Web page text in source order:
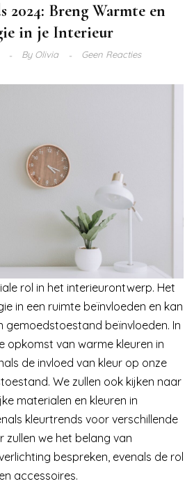
2024: Breng Warmte en
in je Interieur
ByOlivia Geen Reacties
rol in het interieurontwerp. Het
in een ruimte beïnvloeden en kan
gemoedstoestand beïnvloeden. In
opkomst van warme kleuren in
de invloed van kleur op onze
We zullen ook kijken naar
materialen en kleuren in
kleurtrends voor verschillende
zullen we het belang van
bespreken, evenals de rol
accessoires.